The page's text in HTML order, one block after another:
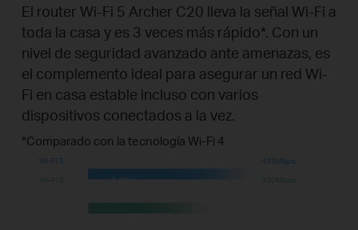
El router Wi-Fi 5 Archer C20 lleva la señal Wi-Fi a
toda la casa y es 3 veces más rápido*. Con un
nivel de seguridad avanzado ante amenazas, es
el complemento ideal para asegurar un red Wi-
Fi en casa estable incluso con varios
dispositivos conectados a la vez.
*Comparado con la tecnología Wi-Fi 4
Wi-Fi 5
433Mbps
Wi-Fi 5
2.4GHz 300Mbps